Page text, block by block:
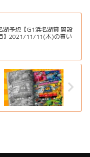
紹介します。
湖予想【G1浜名湖賞 開設
】2021/11/11(木)の買い